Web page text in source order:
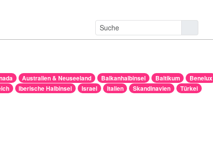
Australien & Neuseeland Balkanhalbinsel Baltikum
Benelux
Iberische Halbinsel Israel Italien Skandinavien Türkei